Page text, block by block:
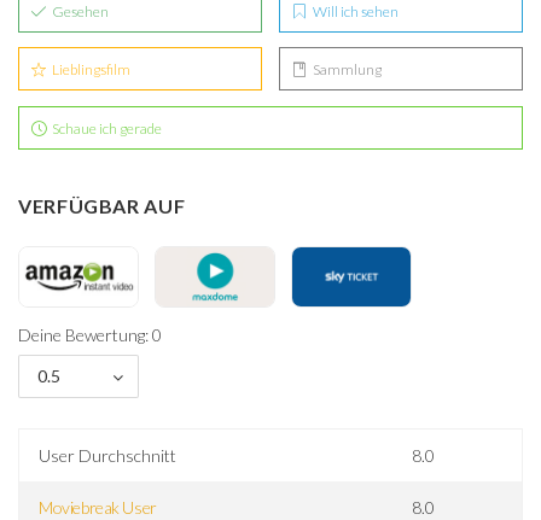
Gesehen Will ich sehen
Lieblingsfilm Sammlung
Schaue ich gerade
VERFÜGBAR AUF
Deine Bewertung: 0
0.5
User Durchschnitt 8.0
Moviebreak User 8.0